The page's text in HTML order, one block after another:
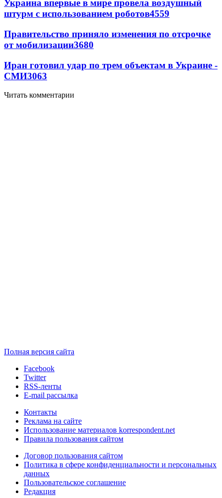
Украина впервые в мире провела воздушный
штурм с использованием роботов4559
Правительство приняло изменения по отсрочке
от мобилизации3680
Иран готовил удар по трем объектам в Украине -
СМИ3063
Читать комментарии
Полная версия сайта
Facebook
Twitter
RSS-ленты
E-mail рассылка
Контакты
Реклама на сайте
Использование материалов korrespondent.net
Правила пользования сайтом
Договор пользования сайтом
Политика в сфере конфиденциальности и персональных
данных
Пользовательское соглашение
Редакция